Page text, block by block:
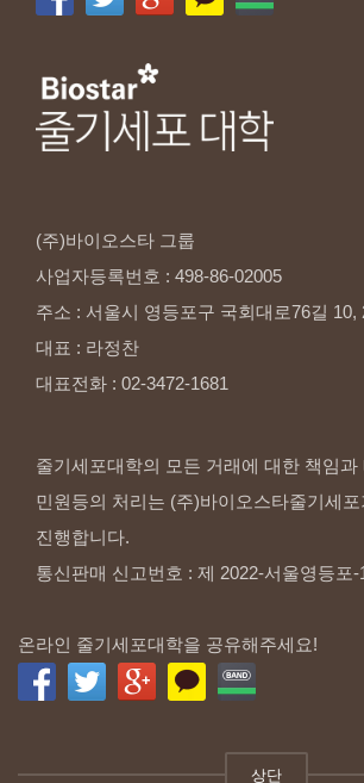
(주)바이오스타 그룹
사업자등록번호 : 498-86-02005
주소 : 서울시 영등포구 국회대로76길 10,
대표 : 라정찬
대표전화 : 02-3472-1681
줄기세포대학의 모든 거래에 대한 책임과
민원등의 처리는 (주)바이오스타줄기세
진행합니다.
통신판매 신고번호 : 제 2022-서울영등포-
온라인 줄기세포대학을 공유해주세요!
상단